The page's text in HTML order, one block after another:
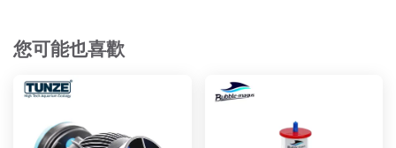
您可能也喜歡